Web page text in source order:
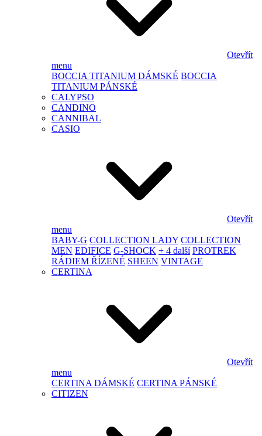
Otevřít
menu
BOCCIA TITANIUM DÁMSKÉ BOCCIA
TITANIUM PÁNSKÉ
CALYPSO
CANDINO
CANNIBAL
CASIO
Otevřít
menu
BABY-G COLLECTION LADY COLLECTION
MEN EDIFICE G-SHOCK + 4 další PROTREK
RÁDIEM ŘÍZENÉ SHEEN VINTAGE
CERTINA
Otevřít
menu
CERTINA DÁMSKÉ CERTINA PÁNSKÉ
CITIZEN